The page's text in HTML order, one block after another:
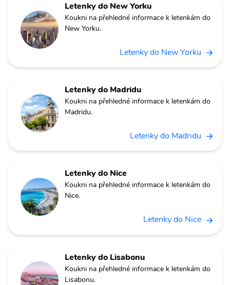
Letenky do New Yorku
Koukni na přehledné informace k letenkám do
New Yorku.
Letenky do New Yorku
Letenky do Madridu
Koukni na přehledné informace k letenkám do
Madridu.
Letenky do Madridu
Letenky do Nice
Koukni na přehledné informace k letenkám do
Nice.
Letenky do Nice
Letenky do Lisabonu
Koukni na přehledné informace k letenkám do
Lisabonu.